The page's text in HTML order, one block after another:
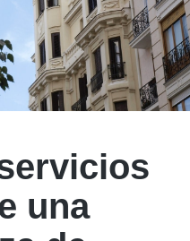
una